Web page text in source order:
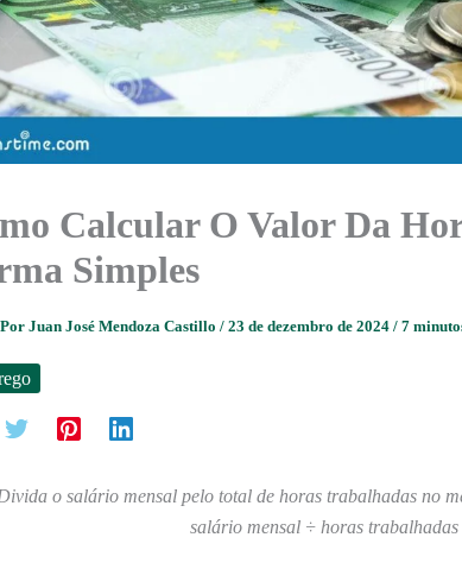
Calcular O Valor Da
Simples
Por Juan José Mendoza Castillo / 23 de dezembro de 2024 / 7
o salário mensal pelo total de horas trabalhadas no
salário mensal ÷ horas trabalhadas